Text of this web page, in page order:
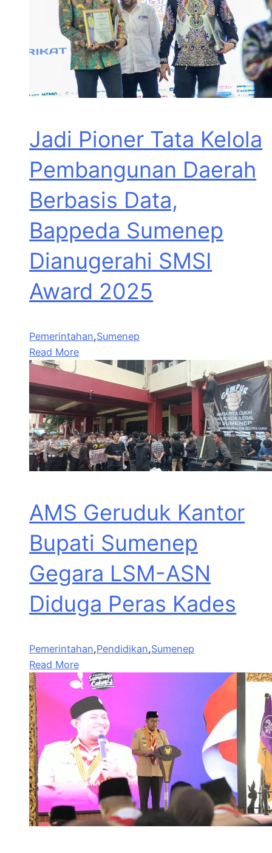
Jadi Pioner Tata Kelola
Pembangunan Daerah
Berbasis Data,
Bappeda Sumenep
Dianugerahi SMSI
Award 2025
Pemerintahan,Sumenep
Read More
AMS Geruduk Kantor
Bupati Sumenep
Gegara LSM-ASN
Diduga Peras Kades
Pemerintahan,Pendidikan,Sumenep
Read More